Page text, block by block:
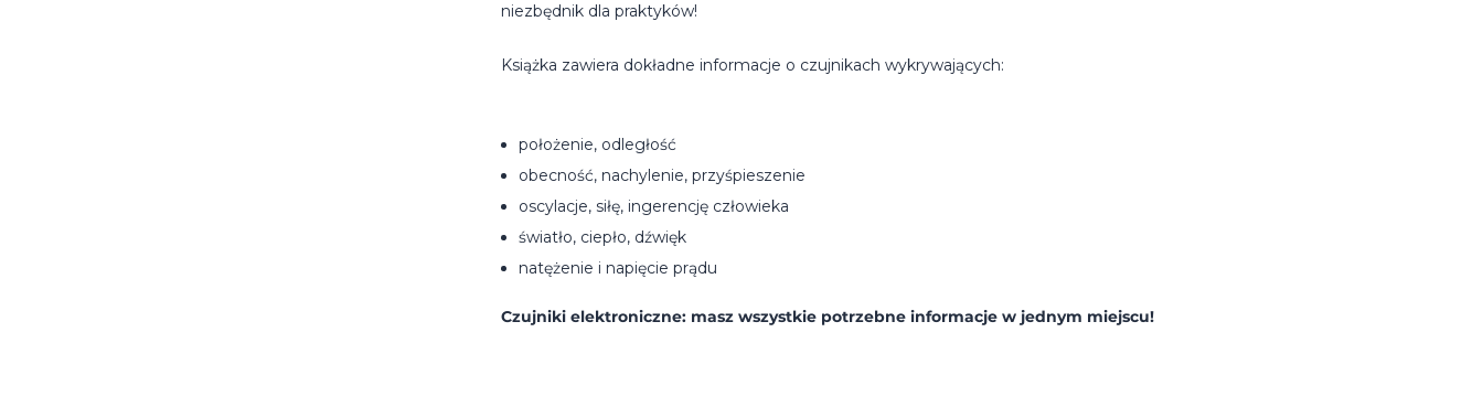
niezbędnik dla praktyków!
Książka zawiera dokładne informacje o czujnikach wykrywających:
położenie, odległość
obecność, nachylenie, przyśpieszenie
oscylacje, siłę, ingerencję człowieka
światło, ciepło, dźwięk
natężenie i napięcie prądu
Czujniki elektroniczne: masz wszystkie potrzebne informacje w jednym miejscu!